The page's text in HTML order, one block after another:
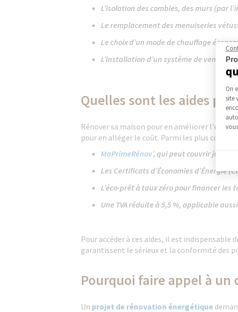
L’isolation des combles, des murs (par
Le remplacement des menuiseries
Le choix d’un mode de chauffage
L’installation d’un système de
Quelles sont les aides
Rénover sa maison pour en améliorer
pour en alléger le coût. Parmi les plus
MaPrimeRénov’, qui peut couvrir
Les Certificats d’Économies d’Énergie
L’éco-prêt à taux zéro pour financer les
Une TVA réduite à 5,5 %, applicable
Pour accéder à ces aides, il est indispensable
garantissent le sérieux et la conformité des
Pourquoi faire appel à un
Un projet de rénovation énergétique
On
site